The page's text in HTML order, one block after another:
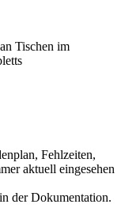
Fehlzeiten,
aktuell eingesehen
der Dokumentation.